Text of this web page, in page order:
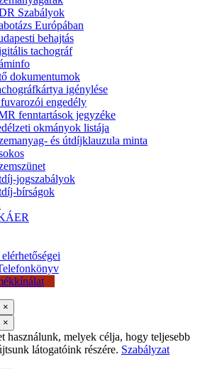
Szabályok
Európában
behajtás
tachográf
dokumentumok
igénylése
engedély
fenntartások jegyzéke
okmányok listája
és útdíjklauzula minta
jogszabályok
bírságok
×
×
használunk, melyek célja, hogy teljesebb
látogatóink részére. Szabályzat